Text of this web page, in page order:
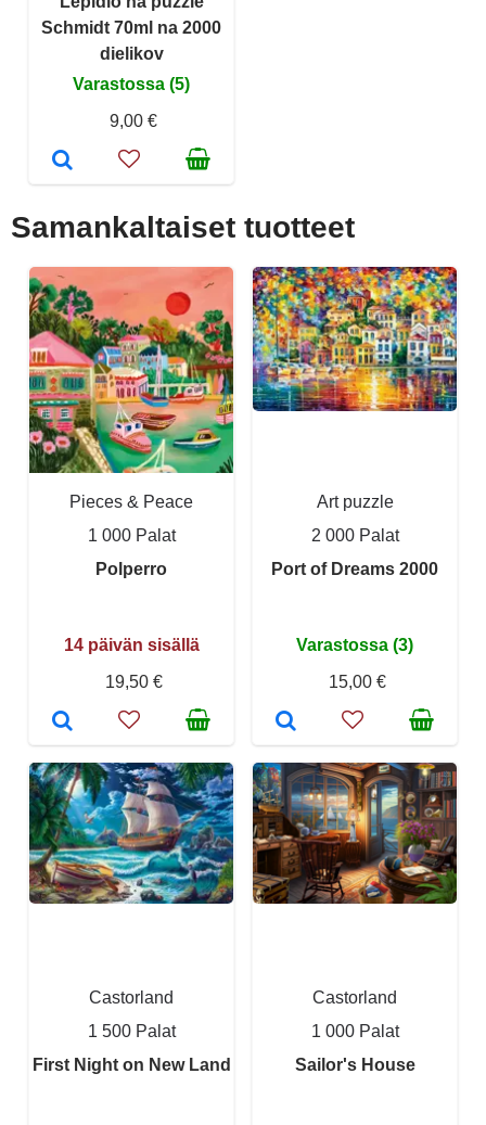
Schmidt 70ml na 2000
dielikov
Varastossa (5)
9,00 €
Samankaltaiset tuotteet
Pieces & Peace
1 000 Palat
Polperro
14 päivän sisällä
19,50 €
Art puzzle
2 000 Palat
Port of Dreams 2000
Varastossa (3)
15,00 €
Castorland
1 500 Palat
First Night on New Land
Castorland
1 000 Palat
Sailor's House